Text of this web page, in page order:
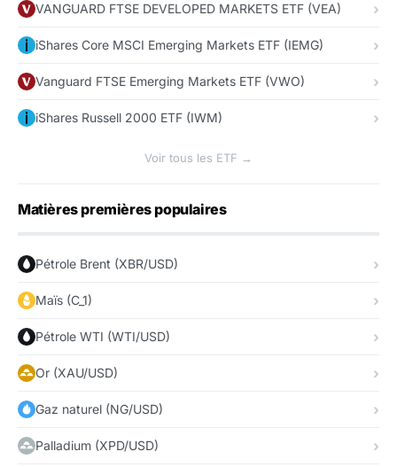
VANGUARD FTSE DEVELOPED MARKETS ETF (VEA)
iShares Core MSCI Emerging Markets ETF (IEMG)
Vanguard FTSE Emerging Markets ETF (VWO)
iShares Russell 2000 ETF (IWM)
Voir tous les ETF →
Matières premières populaires
Pétrole Brent (XBR/USD)
Maïs (C_1)
Pétrole WTI (WTI/USD)
Or (XAU/USD)
Gaz naturel (NG/USD)
Palladium (XPD/USD)